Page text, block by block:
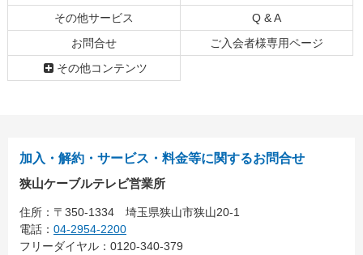
その他サービス
Q & A
お問合せ
ご入会者様専用ページ
その他コンテンツ
加入・解約・サービス・料金等に関するお問合せ
狭山ケーブルテレビ営業所
住所： 〒350-1334 埼玉県狭山市狭山20-1
電話： 04-2954-2200
フリーダイヤル：0120-340-379